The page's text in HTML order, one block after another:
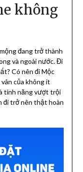
không
đang trở thành
và ngoài nước. Đi
Có nên đi Mộc
của không ít
tính năng vượt trội
đi trở nên thật hoàn